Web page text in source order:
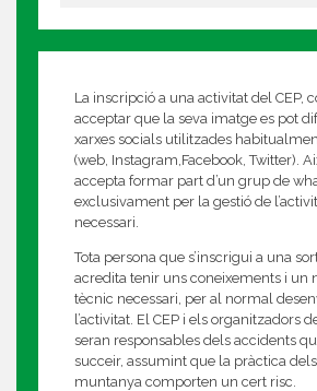
La inscripció a una activitat del CEP,
acceptar que la seva imatge es pot
xarxes socials utilitzades
(web, Instagram,Facebook, Twitter).
accepta formar part d’un grup de
exclusivament per la gestió de
necessari.
Tota persona que s’inscrigui a una
acredita tenir uns coneixements i un
tècnic necessari, per al normal
l’activitat. El CEP i els organitzadors
seran responsables dels accidents
succeir, assumint que la pràctica
muntanya comporten un cert risc.